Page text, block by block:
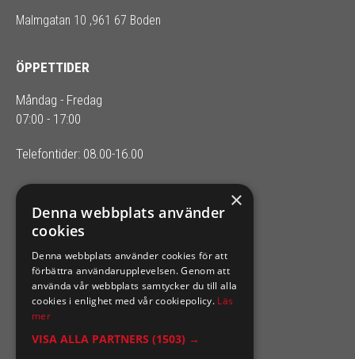
Malmgatan 10 ,961 67 Boden
ÖPPETTIDER
Måndag - Fredag
07:00 - 17:00
Telefontider: 08.00-16.00
SIXTEN NILSSONS
Organisationsnummer 556164-2652
×
Denna webbplats använder
cookies
Denna webbplats använder cookies för att
förbättra användarupplevelsen. Genom att
använda vår webbplats samtycker du till alla
cookies i enlighet med vår cookiepolicy. Läs
mer
VISA ALLA PARTNERS (1503) →